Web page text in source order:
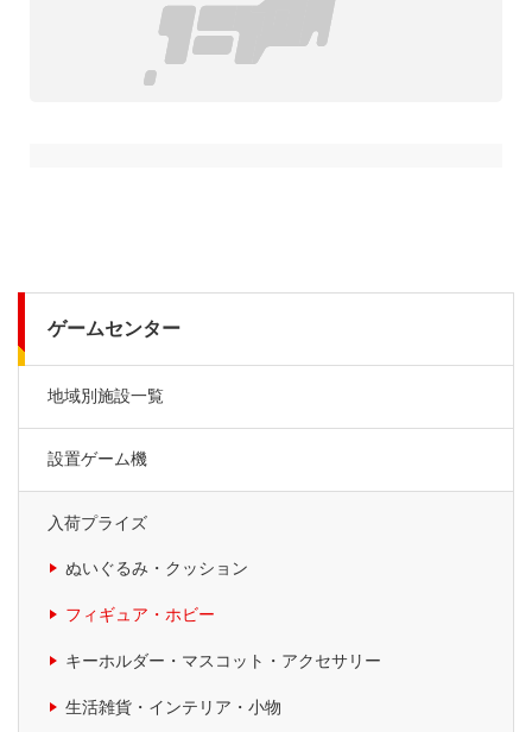
ゲームセンター
地域別施設一覧
設置ゲーム機
入荷プライズ
ぬいぐるみ・クッション
フィギュア・ホビー
キーホルダー・マスコット・アクセサリー
生活雑貨・インテリア・小物